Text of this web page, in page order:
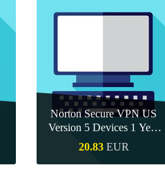
Norton Secure VPN US
Version 5 Devices 1 Year
CD Key
20.83 EUR